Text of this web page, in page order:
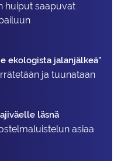
huiput saapuvat
ekologista jalanjälkeä"
ja tuunataan
läsnä
asiaa